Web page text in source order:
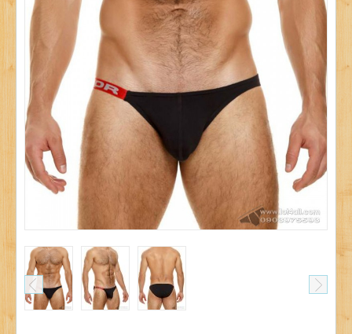
SẢN PHẨM KHÁC
KHUYẾN MÃI